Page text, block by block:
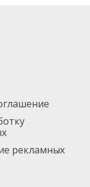
от популярных
а также в
рекламных